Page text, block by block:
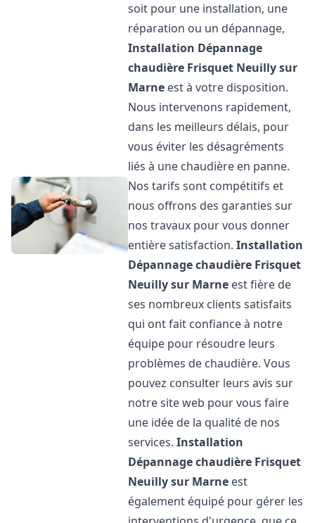
soit pour une installation, une
réparation ou un dépannage,
Installation Dépannage
chaudière Frisquet Neuilly sur
Marne est à votre disposition.
Nous intervenons rapidement,
dans les meilleurs délais, pour
vous éviter les désagréments
liés à une chaudière en panne.
Nos tarifs sont compétitifs et
nous offrons des garanties sur
nos travaux pour vous donner
entière satisfaction.Installation
Dépannage chaudière Frisquet
Neuilly sur Marne est fière de
ses nombreux clients satisfaits
qui ont fait confiance à notre
équipe pour résoudre leurs
problèmes de chaudière. Vous
pouvez consulter leurs avis sur
notre site web pour vous faire
une idée de la qualité de nos
services.Installation
Dépannage chaudière Frisquet
Neuilly sur Marne est
également équipé pour gérer les